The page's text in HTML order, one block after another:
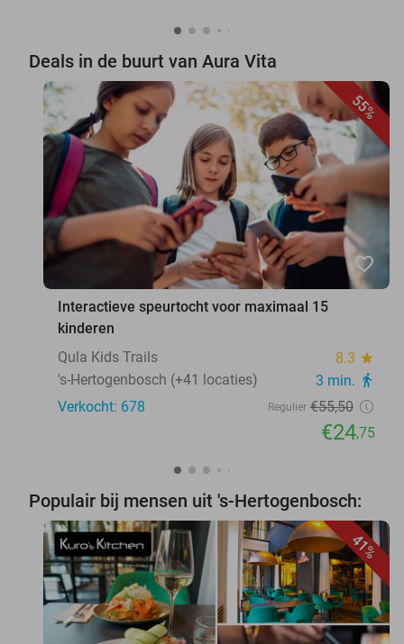
Deals in de buurt van Aura Vita
55%
favorite_border
Interactieve speurtocht voor maximaal 15
kinderen
Qula Kids Trails
8.3 star
's-Hertogenbosch (+41 locaties) 3 min. directions_walk
Verkocht: 678 Regulier €55,50
€24,75
Populair bij mensen uit 's-Hertogenbosch:
41%